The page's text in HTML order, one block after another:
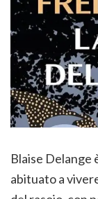
Blaise Delange
abituato a